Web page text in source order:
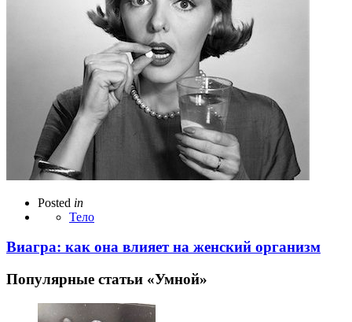
Posted in
Тело
Виагра: как она влияет на женский организм
Популярные статьи «Умной»